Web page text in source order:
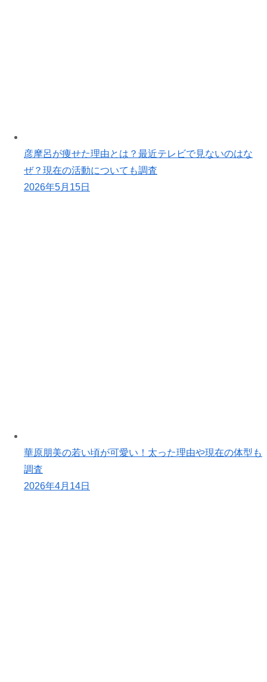
彦摩呂が痩せた理由とは？最近テレビで見ないのはな
ぜ？現在の活動についても調査
2026年5月15日
華原朋美の若い頃が可愛い！太った理由や現在の体型も
調査
2026年4月14日